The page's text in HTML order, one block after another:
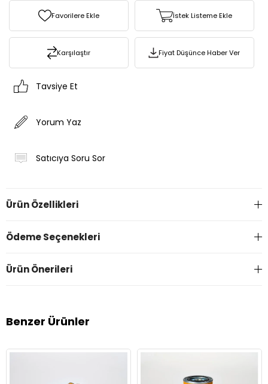
Favorilere Ekle İstek Listeme Ekle
Karşılaştır Fiyat Düşünce Haber Ver
Tavsiye Et
Yorum Yaz
Satıcıya Soru Sor
Ürün Özellikleri
Ödeme Seçenekleri
Ürün Önerileri
Benzer Ürünler